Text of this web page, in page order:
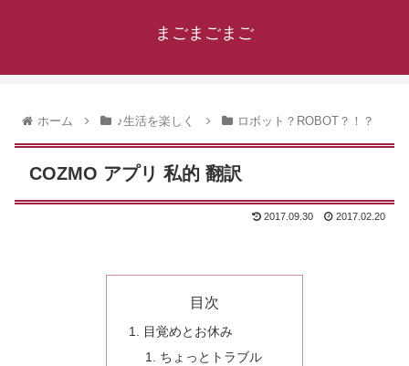
まごまごまご
ホーム ♪生活を楽しく ロボット？ROBOT？！？
COZMO アプリ 私的 翻訳
2017.09.30 2017.02.20
目次
目覚めとお休み
ちょっとトラブル